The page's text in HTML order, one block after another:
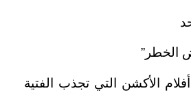
الخطر”
الأكشن التي تجذب الفتية